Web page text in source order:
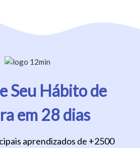
Seu Hábito de
em 28 dias
aprendizados de +2500